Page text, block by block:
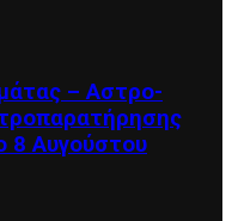
– Αστρο-
8 Αυγούστου